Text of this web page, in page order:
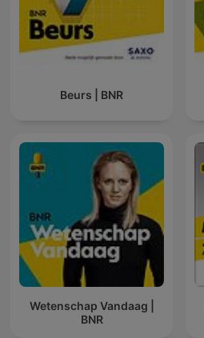
Beurs | BNR
Wetenschap Vandaag |
BNR